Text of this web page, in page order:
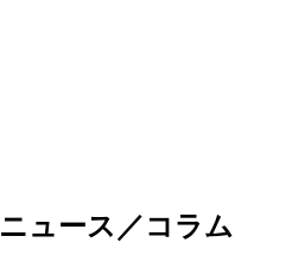
ニュース／コラム